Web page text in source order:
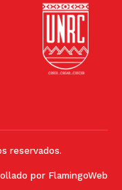
reservados.
por FlamingoWeb